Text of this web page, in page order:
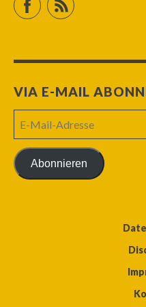
VIA E-MAIL
Mail-
Adresse
Abonnieren